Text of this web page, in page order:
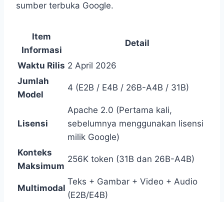
sumber terbuka Google.
Item
Informasi
Detail
Waktu Rilis 2 April 2026
Jumlah
Model
4 (E2B / E4B / 26B-A4B / 31B)
Lisensi
Apache 2.0 (Pertama kali,
sebelumnya menggunakan lisensi
milik Google)
Konteks
Maksimum
256K token (31B dan 26B-A4B)
Multimodal
Teks + Gambar + Video + Audio
(E2B/E4B)